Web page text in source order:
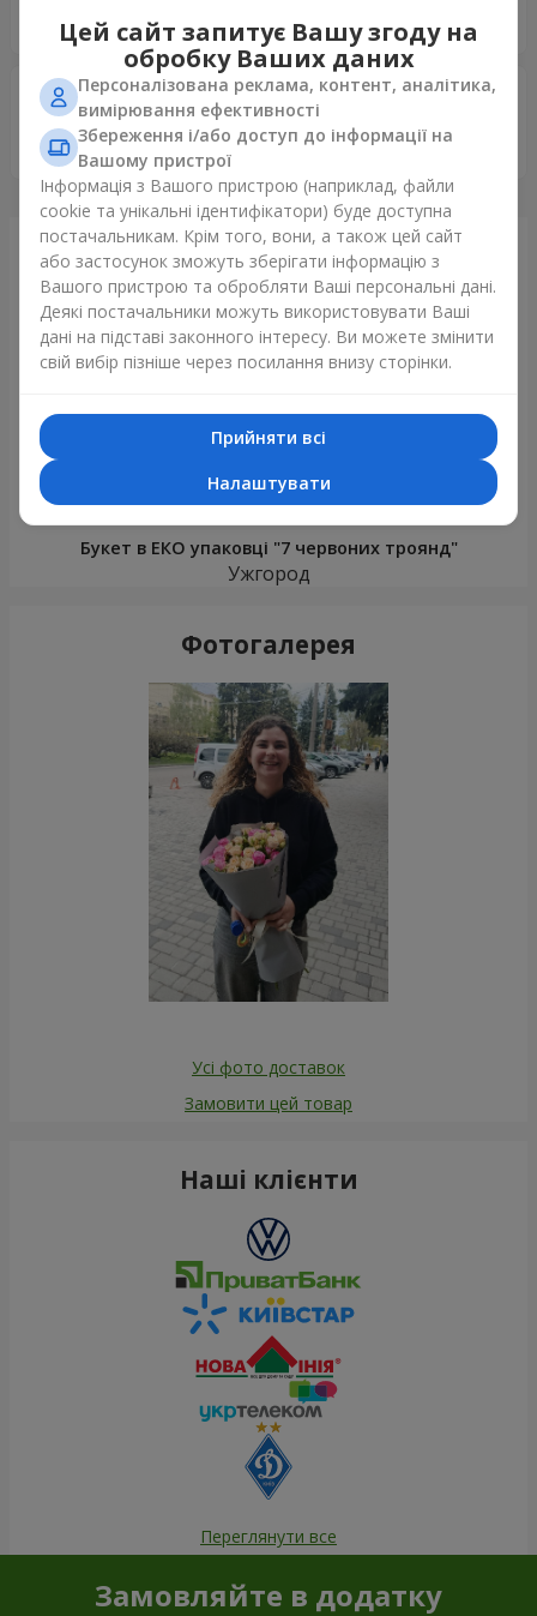
Дякую за гарний сервіс.
Раїса 07.08.2025
5
Я дуже дякую за гарну доставку я рекомендую всім.
Щойно доставили
Букет в ЕКО упаковці "7 червоних троянд"
Ужгород
Фотогалерея
Усі фото доставок
Замовити цей товар
Наші клієнти
Переглянути все
Замовляйте в додатку
Цей сайт запитує Вашу згоду на
обробку Ваших даних
Персоналізована реклама, контент, аналітика,
вимірювання ефективності
Збереження і/або доступ до інформації на
Вашому пристрої
Інформація з Вашого пристрою (наприклад, файли
cookie та унікальні ідентифікатори) буде доступна
постачальникам. Крім того, вони, а також цей сайт
або застосунок зможуть зберігати інформацію з
Вашого пристрою та обробляти Ваші персональні дані.
Деякі постачальники можуть використовувати Ваші
дані на підставі законного інтересу. Ви можете змінити
свій вибір пізніше через посилання внизу сторінки.
Прийняти всі
Налаштувати